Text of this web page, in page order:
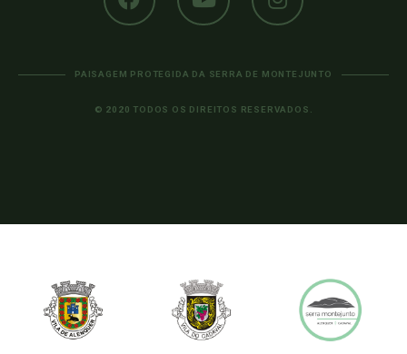
PAISAGEM PROTEGIDA DA SERRA DE MONTEJUNTO
© 2020 TODOS OS DIREITOS RESERVADOS.